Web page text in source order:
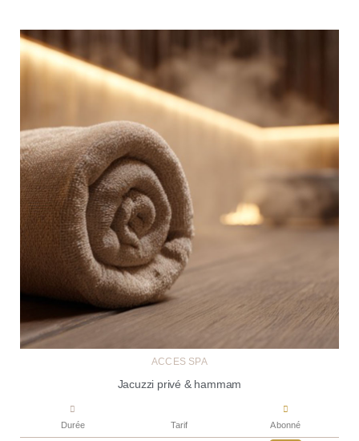
ACCÈS SPA
Jacuzzi privé & hammam
Durée Tarif Abonné